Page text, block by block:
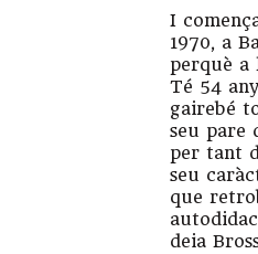
I
1970, a
perquè a
Té 54
gairebé
seu pare
per tant
seu
que
deia